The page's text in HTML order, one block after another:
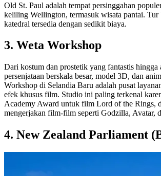
Old St. Paul adalah tempat persinggahan
keliling Wellington, termasuk wisata pantai. Tur
katedral tersedia dengan sedikit biaya.
3. Weta Workshop
Dari kostum dan prostetik yang fantastis hingga
persenjataan berskala besar, model 3D, dan
Workshop di Selandia Baru adalah pusat
efek khusus film. Studio ini paling terkenal
Academy Award untuk film Lord of the Rings,
mengerjakan film-film seperti Godzilla, Avatar,
4. New Zealand Parliament